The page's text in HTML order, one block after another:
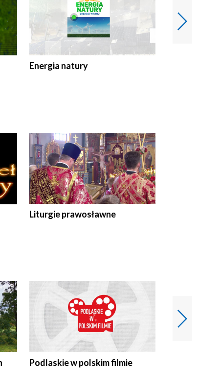
Energia natury
Liturgie prawosławne
Podlaskie w polskim filmie